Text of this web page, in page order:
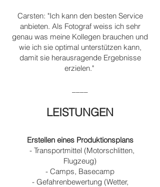
Carsten: "Ich kann den besten Service
anbieten. Als Fotograf weiss ich sehr
genau was meine Kollegen brauchen und
wie ich sie optimal unterstützen kann,
damit sie herausragende Ergebnisse
erzielen."
LEISTUNGEN
Erstellen eines Produktionsplans
- Transportmittel (Motorschlitten,
Flugzeug)
- Camps, Basecamp
- Gefahrenbewertung (Wetter,